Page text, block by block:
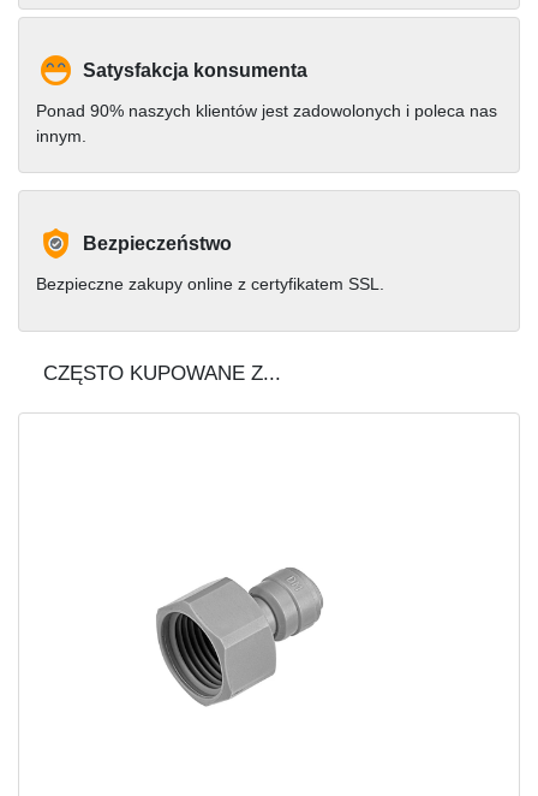
Satysfakcja konsumenta
Ponad 90% naszych klientów jest zadowolonych i poleca nas
innym.
Bezpieczeństwo
Bezpieczne zakupy online z certyfikatem SSL.
CZĘSTO KUPOWANE Z...